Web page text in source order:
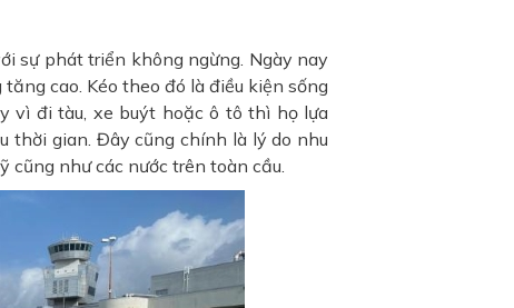
sự phát triển không ngừng. Ngày nay
cao. Kéo theo đó là điều kiện sống
vì đi tàu, xe buýt hoặc ô tô thì họ lựa
thời gian. Đây cũng chính là lý do nhu
như các nước trên toàn cầu.